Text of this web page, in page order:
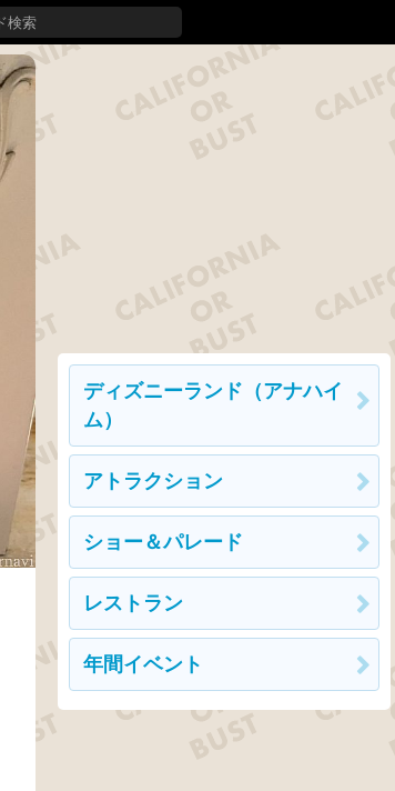
ディズニーランド（アナハイ
ム）
アトラクション
ショー＆パレード
レストラン
年間イベント